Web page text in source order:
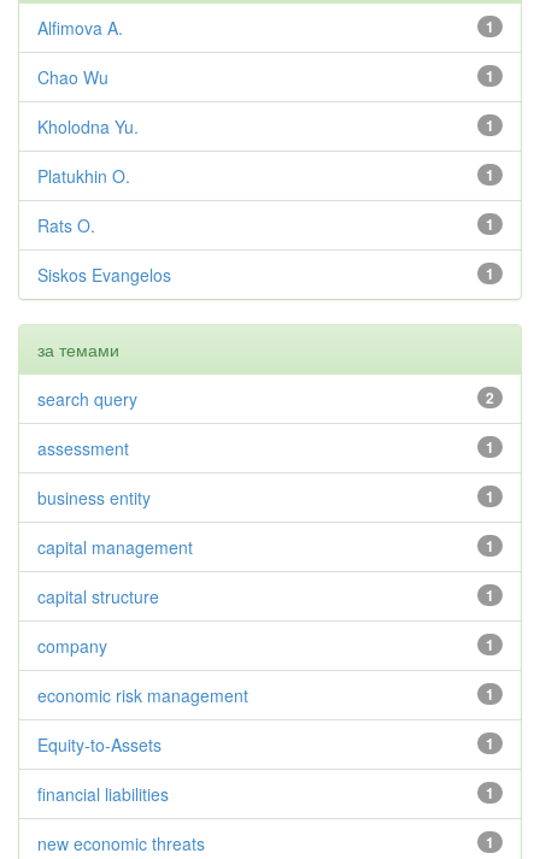
1
Alfimova A.
1
Chao Wu
1
Kholodna Yu.
1
Platukhin O.
1
Rats O.
1
Siskos Evangelos
за темами
2
search query
1
assessment
1
business entity
1
capital management
1
capital structure
1
company
1
economic risk management
1
Equity-to-Assets
1
financial liabilities
1
new economic threats